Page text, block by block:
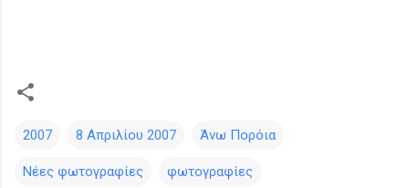
2007 8 Απριλίου 2007 Άνω Πορόια
Νέες φωτογραφίες φωτογραφίες